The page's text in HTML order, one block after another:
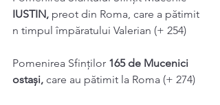
IUSTIN, preot din Roma, care a pătimit
n timpul împăratului Valerian (+ 254)
Pomenirea Sfinţilor 165 de Mucenici
ostași, care au pătimit la Roma (+ 274)